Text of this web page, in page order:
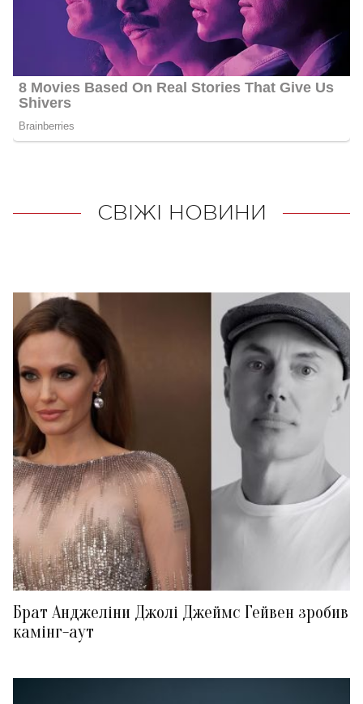
СВІЖІ НОВИНИ
Брат Анджеліни Джолі Джеймс Гейвен зробив
камінг-аут